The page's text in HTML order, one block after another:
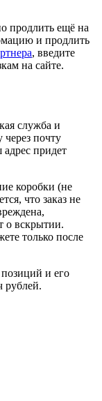
продлить ещё на
и продлить
, введите
на сайте.
служба и
через почту
придет
коробки (не
что заказ не
о вскрытии.
только после
и его
рублей.